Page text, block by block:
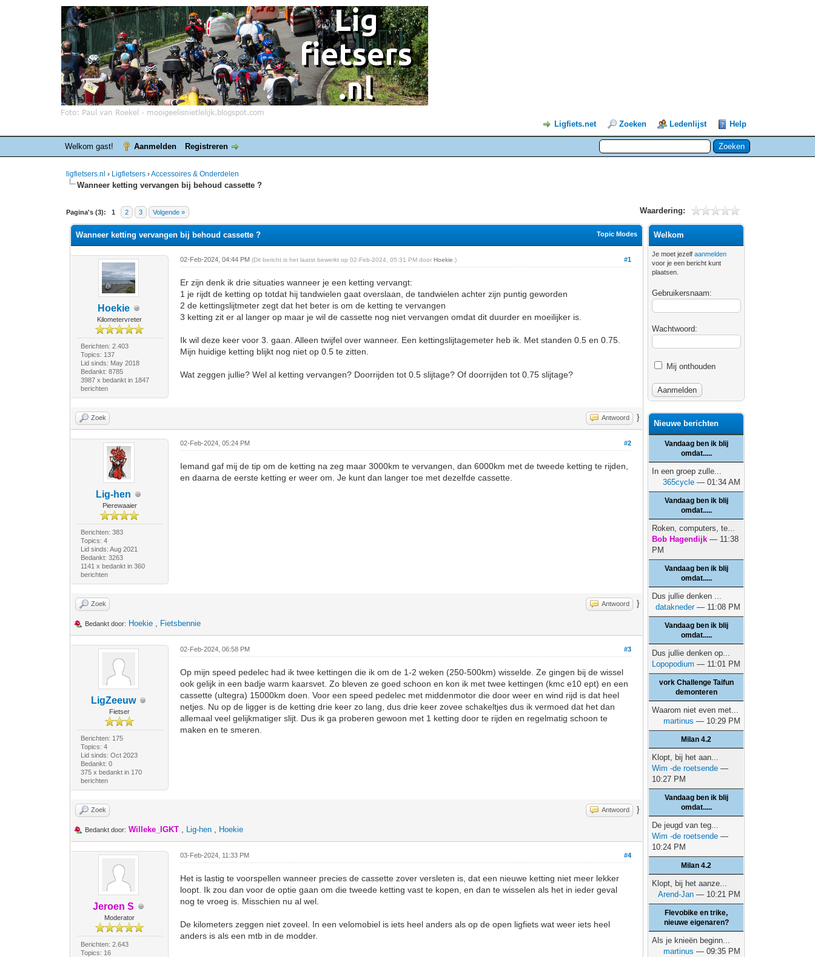
Ligfiets.net Zoeken Ledenlijst Help
Welkom gast! Aanmelden Registreren
ligfietsers.nl › Ligfietsers ›Accessoires & Onderdelen
Wanneer ketting vervangen bij behoud cassette ?
Pagina's (3): 1 2 3 Volgende » Waardering:
0 stemmen - gemiddelde waardering is 0
1
2
3
4
5
Topic Modes
Wanneer ketting vervangen bij behoud cassette ?
Hoekie
Kilometervreter
Berichten: 2.403
Topics: 137
Lid sinds: May 2018
Bedankt: 8785
3987 x bedankt in 1847
berichten
#1
02-Feb-2024, 04:44 PM(Dit bericht is het laatst bewerkt op 02-Feb-2024, 05:31 PM doorHoekie .)
Er zijn denk ik drie situaties wanneer je een ketting vervangt:
1 je rijdt de ketting op totdat hij tandwielen gaat overslaan, de tandwielen achter zijn puntig geworden
2 de kettingslijtmeter zegt dat het beter is om de ketting te vervangen
3 ketting zit er al langer op maar je wil de cassette nog niet vervangen omdat dit duurder en moeilijker is.
Ik wil deze keer voor 3. gaan. Alleen twijfel over wanneer. Een kettingslijtagemeter heb ik. Met standen 0.5 en 0.75.
Mijn huidige ketting blijkt nog niet op 0.5 te zitten.
Wat zeggen jullie? Wel al ketting vervangen? Doorrijden tot 0.5 slijtage? Of doorrijden tot 0.75 slijtage?
Zoek Antwoord }
Lig-hen
Pierewaaier
Berichten: 383
Topics: 4
Lid sinds: Aug 2021
Bedankt: 3263
1141 x bedankt in 360
berichten
#2
02-Feb-2024, 05:24 PM
Iemand gaf mij de tip om de ketting na zeg maar 3000km te vervangen, dan 6000km met de tweede ketting te rijden,
en daarna de eerste ketting er weer om. Je kunt dan langer toe met dezelfde cassette.
Zoek Antwoord }
Bedankt door: Hoekie , Fietsbennie
LigZeeuw
Fietser
Berichten: 175
Topics: 4
Lid sinds: Oct 2023
Bedankt: 0
375 x bedankt in 170
berichten
#3
02-Feb-2024, 06:58 PM
Op mijn speed pedelec had ik twee kettingen die ik om de 1-2 weken (250-500km) wisselde. Ze gingen bij de wissel
ook gelijk in een badje warm kaarsvet. Zo bleven ze goed schoon en kon ik met twee kettingen (kmc e10 ept) en een
cassette (ultegra) 15000km doen. Voor een speed pedelec met middenmotor die door weer en wind rijd is dat heel
netjes. Nu op de ligger is de ketting drie keer zo lang, dus drie keer zovee schakeltjes dus ik vermoed dat het dan
allemaal veel gelijkmatiger slijt. Dus ik ga proberen gewoon met 1 ketting door te rijden en regelmatig schoon te
maken en te smeren.
Zoek Antwoord }
Bedankt door: Willeke_IGKT , Lig-hen , Hoekie
Jeroen S
Moderator
Berichten: 2.643
Topics: 16
#4
03-Feb-2024, 11:33 PM
Het is lastig te voorspellen wanneer precies de cassette zover versleten is, dat een nieuwe ketting niet meer lekker
loopt. Ik zou dan voor de optie gaan om die tweede ketting vast te kopen, en dan te wisselen als het in ieder geval
nog te vroeg is. Misschien nu al wel.
De kilometers zeggen niet zoveel. In een velomobiel is iets heel anders als op de open ligfiets wat weer iets heel
anders is als een mtb in de modder.
Welkom
Je moet jezelfaanmelden
voor je een bericht kunt
plaatsen.
Gebruikersnaam:
Wachtwoord:
Mij onthouden
Nieuwe berichten
Vandaag ben ik blij
omdat.....
In een groep zulle...
365cycle — 01:34 AM
Vandaag ben ik blij
omdat.....
Roken, computers, te...
Bob Hagendijk — 11:38
PM
Vandaag ben ik blij
omdat.....
Dus jullie denken ...
datakneder— 11:08 PM
Vandaag ben ik blij
omdat.....
Dus jullie denken op...
Lopopodium — 11:01 PM
vork Challenge Taifun
demonteren
Waarom niet even met...
martinus — 10:29 PM
Milan 4.2
Klopt, bij het aan...
Wim -de roetsende —
10:27 PM
Vandaag ben ik blij
omdat.....
De jeugd van teg...
Wim -de roetsende —
10:24 PM
Milan 4.2
Klopt, bij het aanze...
Arend-Jan — 10:21 PM
Flevobike en trike,
nieuwe eigenaren?
Als je knieën beginn...
martinus — 09:35 PM